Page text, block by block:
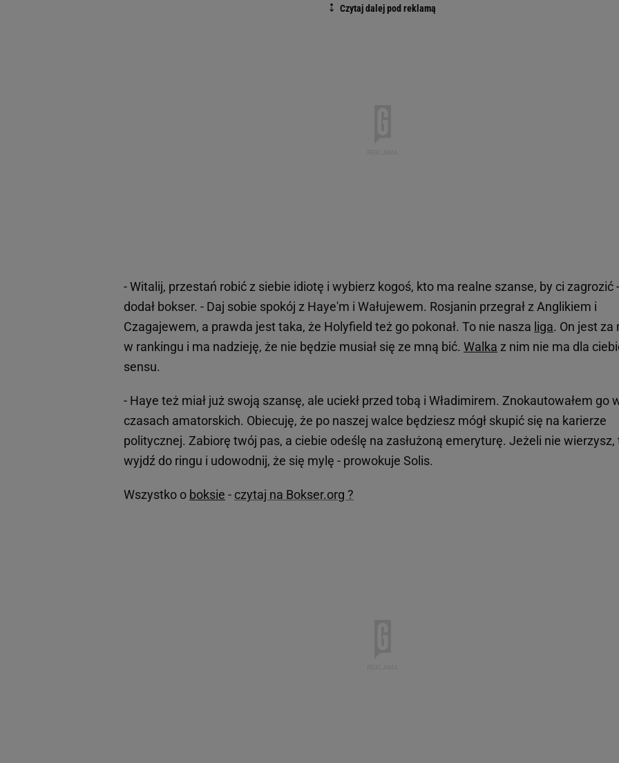
- Witalij, przestań robić z siebie idiotę i wybierz kogoś, kto ma realne szanse, by ci zagrozić -
dodał bokser. - Daj sobie spokój z Haye'm i Wałujewem. Rosjanin przegrał z Anglikiem i
Czagajewem, a prawda jest taka, że Holyfield też go pokonał. To nie nasza liga. On jest za
w rankingu i ma nadzieję, że nie będzie musiał się ze mną bić. Walka z nim nie ma dla
sensu.
- Haye też miał już swoją szansę, ale uciekł przed tobą i Władimirem. Znokautowałem go
czasach amatorskich. Obiecuję, że po naszej walce będziesz mógł skupić się na karierze
politycznej. Zabiorę twój pas, a ciebie odeślę na zasłużoną emeryturę. Jeżeli nie wierzysz,
wyjdź do ringu i udowodnij, że się mylę - prowokuje Solis.
Wszystko o boksie - czytaj na Bokser.org ?